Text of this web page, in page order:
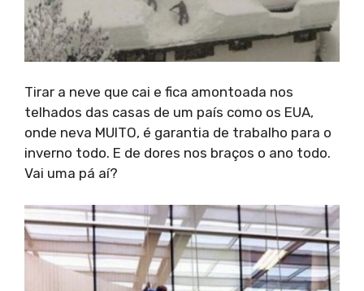
Tirar a neve que cai e fica amontoada nos
telhados das casas de um país como os EUA,
onde neva MUITO, é garantia de trabalho para o
inverno todo. E de dores nos braços o ano todo.
Vai uma pá aí?